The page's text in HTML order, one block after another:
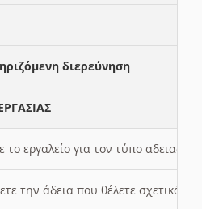
διερεύνηση
το εργαλείο για τον τύπο αδειας
την άδεια που θέλετε σχετικά